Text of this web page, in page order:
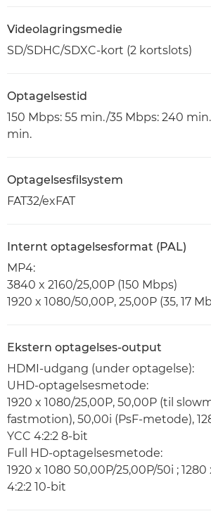
Videolagringsmedie
SD/SDHC/SDXC-kort (2 kortslots)
Optagelsestid
150 Mbps: 55 min./35 Mbps: 240
min.
Optagelsesfilsystem
FAT32/exFAT
Internt optagelsesformat (PAL)
MP4:
3840 x 2160/25,00P (150 Mbps)
1920 x 1080/50,00P, 25,00P (35, 17
Ekstern optagelses-output
HDMI-udgang (under optagelse):
UHD-optagelsesmetode:
1920 x 1080/25,00P, 50,00P (til
fastmotion), 50,00i (PsF-metode),
YCC 4:2:2 8-bit
Full HD-optagelsesmetode:
1920 x 1080 50,00P/25,00P/50i ;
4:2:2 10-bit